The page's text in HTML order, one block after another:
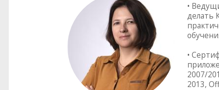
•
делать
•
2007/
2013,